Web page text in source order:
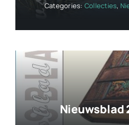
Categories: Collecties,
Nieuwsblad